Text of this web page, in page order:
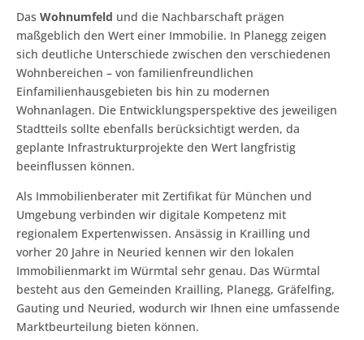
Das Wohnumfeld und die Nachbarschaft prägen
maßgeblich den Wert einer Immobilie. In Planegg zeigen
sich deutliche Unterschiede zwischen den verschiedenen
Wohnbereichen – von familienfreundlichen
Einfamilienhausgebieten bis hin zu modernen
Wohnanlagen. Die Entwicklungsperspektive des jeweiligen
Stadtteils sollte ebenfalls berücksichtigt werden, da
geplante Infrastrukturprojekte den Wert langfristig
beeinflussen können.
Als Immobilienberater mit Zertifikat für München und
Umgebung verbinden wir digitale Kompetenz mit
regionalem Expertenwissen. Ansässig in Krailling und
vorher 20 Jahre in Neuried kennen wir den lokalen
Immobilienmarkt im Würmtal sehr genau. Das Würmtal
besteht aus den Gemeinden Krailling, Planegg, Gräfelfing,
Gauting und Neuried, wodurch wir Ihnen eine umfassende
Marktbeurteilung bieten können.